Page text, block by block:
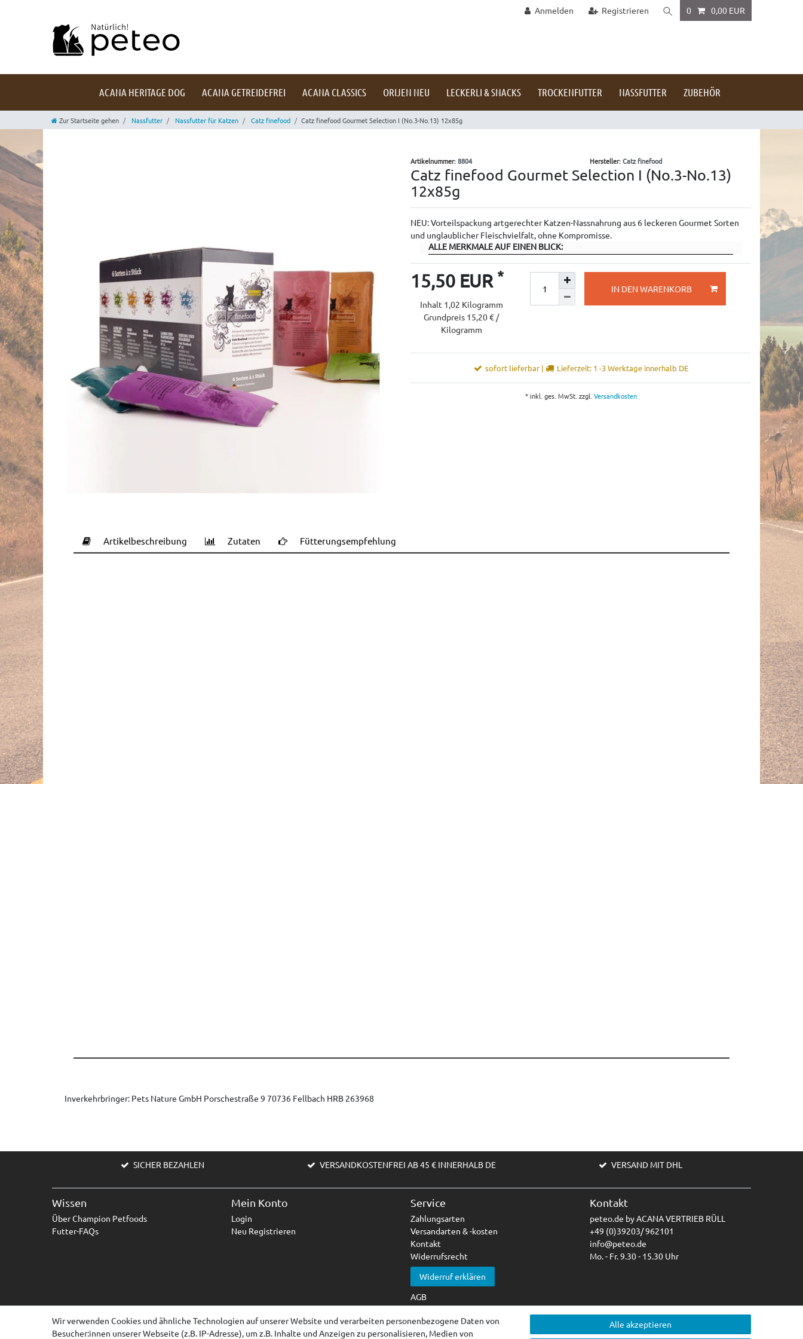
Anmelden Registrieren 0 0,00 EUR
ACANA HERITAGE DOG ACANA GETREIDEFREI ACANA CLASSICS ORIJEN NEU LECKERLI & SNACKS TROCKENFUTTER NASSFUTTER ZUBEHÖR
Zur Startseite gehen Nassfutter Nassfutter für Katzen Catz finefood Catz finefood Gourmet Selection I (No.3-No.13) 12x85g
Artikelnummer:8804 Hersteller:Catz finefood
Catz finefood Gourmet Selection I (No.3-No.13)
12x85g
NEU: Vorteilspackung artgerechter Katzen-Nassnahrung aus 6 leckeren Gourmet Sorten
und unglaublicher Fleischvielfalt, ohne Kompromisse.
ALLE MERKMALE AUF EINEN BLICK:
15,50 EUR *
Inhalt 1,02 Kilogramm
Grundpreis 15,20 € /
Kilogramm
IN DEN WARENKORB
sofort lieferbar | Lieferzeit: 1 -3 Werktage innerhalb DE
* inkl. ges. MwSt. zzgl. Versandkosten
Artikelbeschreibung Zutaten Fütterungsempfehlung
Inverkehrbringer: Pets Nature GmbH Porschestraße 9 70736 Fellbach HRB 263968
SICHER BEZAHLEN VERSANDKOSTENFREI AB 45 € INNERHALB DE VERSAND MIT DHL
Wissen
Über Champion Petfoods
Futter-FAQs
Mein Konto
Login
Neu Registrieren
Service
Zahlungsarten
Versandarten & -kosten
Kontakt
Widerrufsrecht
Widerruf erklären
AGB
Impressum
Datenschutzerklärung
Barrierefreiheitserklärung
Kontakt
peteo.de by ACANA VERTRIEB RÜLL
+49 (0)39203/ 962101
info@peteo.de
Mo. - Fr. 9.30 - 15.30 Uhr
Wir verwenden Cookies und ähnliche Technologien auf unserer Website und verarbeiten personenbezogene Daten von
Besucher:innen unserer Webseite (z.B. IP-Adresse), um z.B. Inhalte und Anzeigen zu personalisieren, Medien von
Alle akzeptieren